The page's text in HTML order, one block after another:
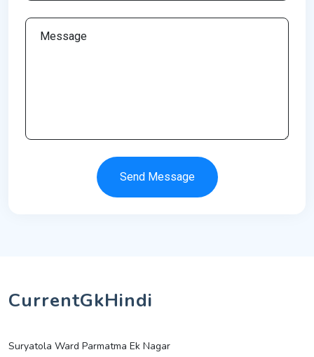
Send Message
CurrentGkHindi
Suryatola Ward Parmatma Ek Nagar